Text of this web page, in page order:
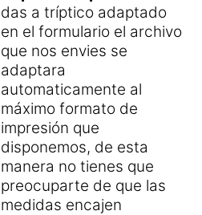
das a tríptico adaptado
en el formulario el archivo
que nos envies se
adaptara
automaticamente al
máximo formato de
impresión que
disponemos, de esta
manera no tienes que
preocuparte de que las
medidas encajen